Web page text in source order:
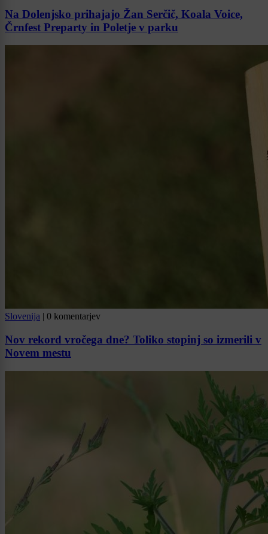
Na Dolenjsko prihajajo Žan Serčič, Koala Voice,
Črnfest Preparty in Poletje v parku
Slovenija | 0 komentarjev
Nov rekord vročega dne? Toliko stopinj so izmerili v
Novem mestu